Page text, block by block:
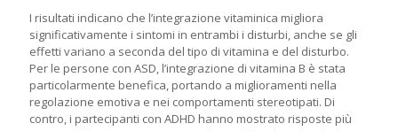
I risultati indicano che l’integrazione vitaminica migliora
significativamente i sintomi in entrambi i disturbi, anche se gli
effetti variano a seconda del tipo di vitamina e del disturbo.
Per le persone con ASD, l’integrazione di vitamina B è stata
particolarmente benefica, portando a miglioramenti nella
regolazione emotiva e nei comportamenti stereotipati. Di
contro, i partecipanti con ADHD hanno mostrato risposte più